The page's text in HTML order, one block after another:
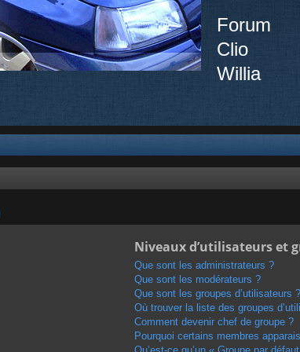
Forum
Clio
Willia
Niveaux d’utilisateurs et
Que sont les administrateurs ?
Que sont les modérateurs ?
Que sont les groupes d’utilisateurs ?
Où trouver la liste des groupes
Comment devenir chef de groupe ?
Pourquoi certains membres